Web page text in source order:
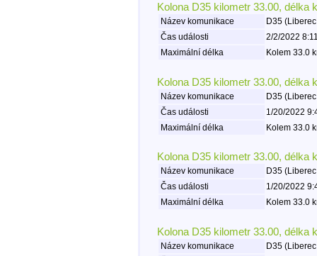
Kolona D35 kilometr 33.00, délka
Název komunikace
D35
Čas události
2/2/2022
Maximální délka
Kolem 33.0
Kolona D35 kilometr 33.00, délka
Název komunikace
D35
Čas události
1/20/2022
Maximální délka
Kolem 33.0
Kolona D35 kilometr 33.00, délka
Název komunikace
D35
Čas události
1/20/2022
Maximální délka
Kolem 33.0
Kolona D35 kilometr 33.00, délka
Název komunikace
D35